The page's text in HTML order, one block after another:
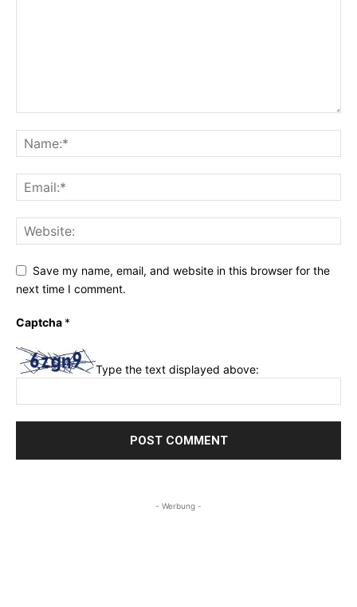
Save my name, email, and website in this browser for the
next time I comment.
Captcha *
Type the text displayed above:
- Werbung -